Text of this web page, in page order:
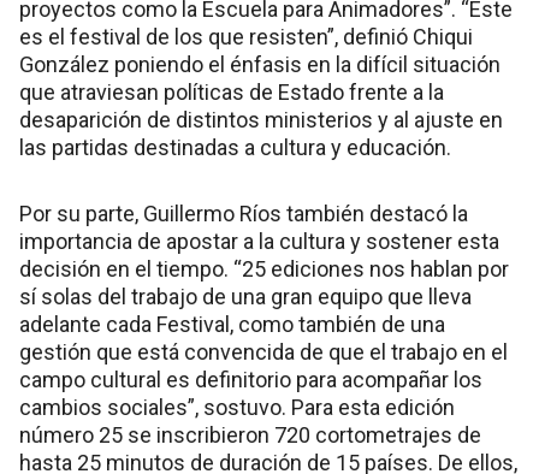
proyectos como la Escuela para Animadores”. “Este
es el festival de los que resisten”, definió Chiqui
González poniendo el énfasis en la difícil situación
que atraviesan políticas de Estado frente a la
desaparición de distintos ministerios y al ajuste en
las partidas destinadas a cultura y educación.
Por su parte, Guillermo Ríos también destacó la
importancia de apostar a la cultura y sostener esta
decisión en el tiempo. “25 ediciones nos hablan por
sí solas del trabajo de una gran equipo que lleva
adelante cada Festival, como también de una
gestión que está convencida de que el trabajo en el
campo cultural es definitorio para acompañar los
cambios sociales”, sostuvo. Para esta edición
número 25 se inscribieron 720 cortometrajes de
hasta 25 minutos de duración de 15 países. De ellos,